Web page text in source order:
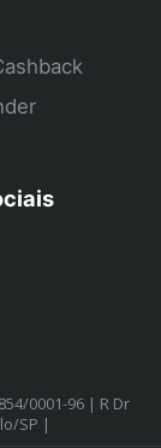
0001-96 | R Dr
SP |